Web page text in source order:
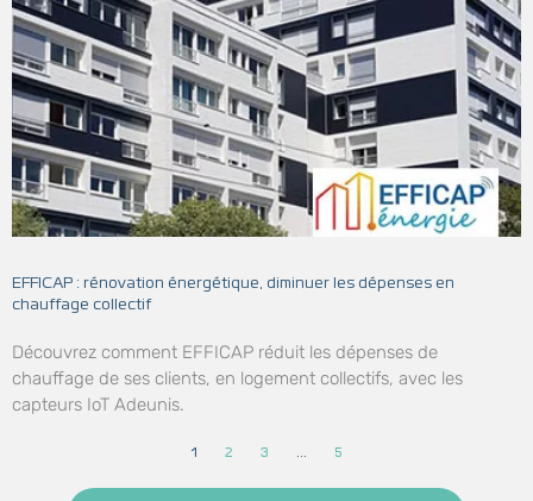
EFFICAP : rénovation énergétique, diminuer les dépenses en
chauffage collectif
Découvrez comment EFFICAP réduit les dépenses de
chauffage de ses clients, en logement collectifs, avec les
capteurs IoT Adeunis.
1 2 3 … 5